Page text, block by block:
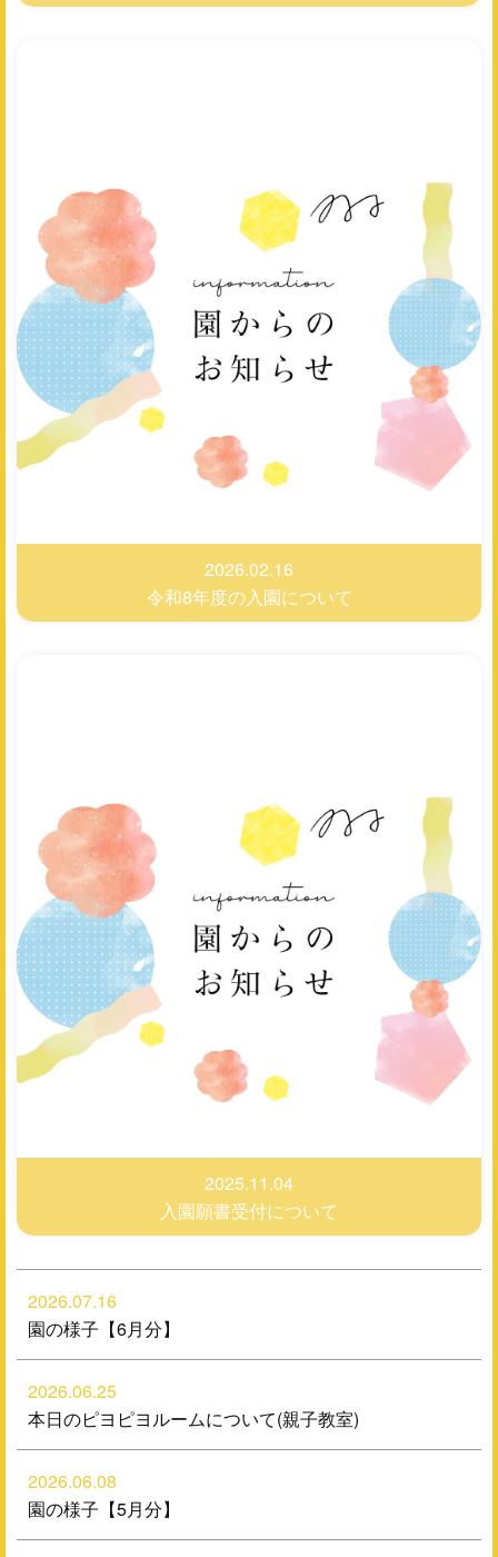
2026.02.16
令和8年度の入園について
2025.11.04
入園願書受付について
2026.07.16
園の様子【6月分】
2026.06.25
本日のピヨピヨルームについて(親子教室)
2026.06.08
園の様子【5月分】